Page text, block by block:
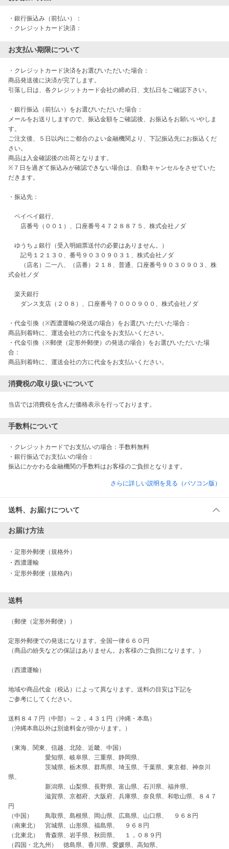
・銀行振込み（前払い）：
・クレジットカード決済：
お支払い期限について
・クレジットカード決済をお選びいただいた場合：
商品発送後に決済が完了します。
引落し日は、各クレジットカード会社の締め日、支払日をご確認下さい。
・銀行振込（前払い）をお選びいただいた場合：
メールをお送りしますので、振込金額をご確認後、お振込をお願いいやしま
す。
ご注文後、５日以内にご都合のよい金融機関より、下記振込先にお振込くだ
さい。
商品は入金確認後の出荷となります。
※７日を過ぎて振込みが確認できない場合は、自動キャンセルをさせていた
だきます。
・振込先：
ペイペイ銀行、
店番号（００１）、口座番号４７２８８７５、株式会社ノダ
ゆうちょ銀行（受入明細票送付の必要はありません。）
記号１２１３０、番号９０３０９０３１、株式会社ノダ
（店名）二一八、（店番）２１８、普通、口座番号９０３０９０３、株
式会社ノダ
楽天銀行
ダンス支店（２０８）、口座番号７０００９００、株式会社ノダ
・代金引換（※西濃運輸の発送の場合）をお選びいただいた場合：
商品到着時に、運送会社の方に代金をお支払いください。
・代金引換（※郵便（定形外郵便）の発送の場合）をお選びいただいた場
合：
消費税の取り扱いについて
当店では消費税を含んだ価格表示を行っております。
手数料について
・クレジットカードでお支払いの場合：手数料無料
・銀行振込でお支払いの場合：
振込にかかわる金融機関の手数料はお客様のご負担となります。
さらに詳しい説明を見る（パソコン版）
送料、お届けについて
お届け方法
・ 定形外郵便（規格外）
・ 西濃運輸
・ 定形外郵便（規格内）
送料
（郵便（定形外郵便））
定形外郵便での発送になります。全国一律６６０円
（商品の紛失などの保証はありません。お客様のご負担になります。）
（西濃運輸）
地域や商品代金（税込）によって異なります。送料の目安は下記を
ご参考にしてください。
送料８４７円（中部）～２，４３１円（沖縄・本島）
（沖縄本島以外は別途料金が掛かります。）
（東海、関東、信越、北陸、近畿、中国）
愛知県、岐阜県、三重県、静岡県、
茨城県、栃木県、群馬県、埼玉県、千葉県、東京都、神奈川
県、
新潟県、山梨県、長野県、富山県、石川県、福井県、
滋賀県、京都府、大阪府、兵庫県、奈良県、和歌山県、８４７
円
（中国）　　鳥取県、島根県、岡山県、広島県、山口県、　９６８円
（南東北）　宮城県、山形県、福島県、　９６８円
（北東北）　青森県、岩手県、秋田県、　１，０８９円
（四国・北九州）　徳島県、香川県、愛媛県、高知県、